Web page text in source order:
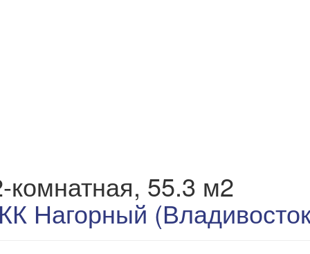
комнатная, 55.3 м2
Нагорный